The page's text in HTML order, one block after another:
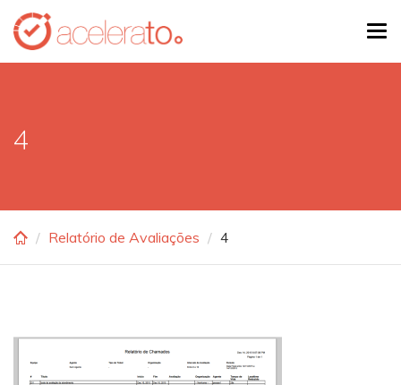
Skip
main
4
Relatório de Avaliações 4